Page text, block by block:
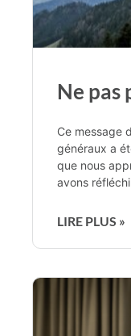
Ne
Ce message
généraux a
que nous
avons
LIRE PLUS »